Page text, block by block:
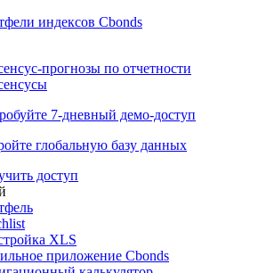
индексов Cbonds
прогнозы по отчетности
7-дневный демо-доступ
глобальную базу данных
доступ
XLS
приложение Cbonds